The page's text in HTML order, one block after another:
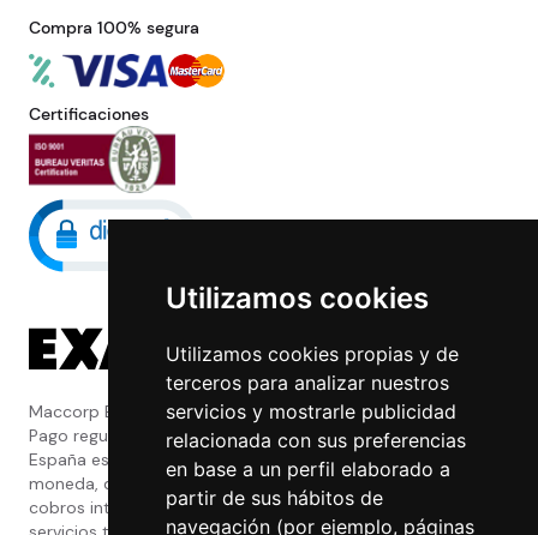
Utilizamos cookies
Utilizamos cookies propias y de
terceros para analizar nuestros
servicios y mostrarle publicidad
relacionada con sus preferencias
en base a un perfil elaborado a
partir de sus hábitos de
navegación (por ejemplo, páginas
Compra 100% segura
Certificaciones
Maccorp Exact Change es una Entidad de
Pago regulada y con licencia del Banco de
España especializada en cambio de
moneda, divisas, transferencias, pagos y
cobros internacionales que presta estos